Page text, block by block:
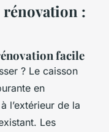
:
facile
? Le caisson
en
l’extérieur de la
Les